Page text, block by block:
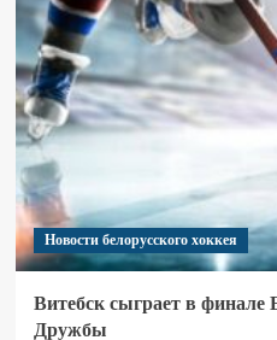
Новости белорусского хоккея
Витебск сыграет в финале
Дружбы